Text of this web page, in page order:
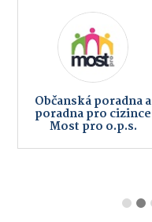
Občanská poradna a
poradna pro cizince
Most pro o.p.s.